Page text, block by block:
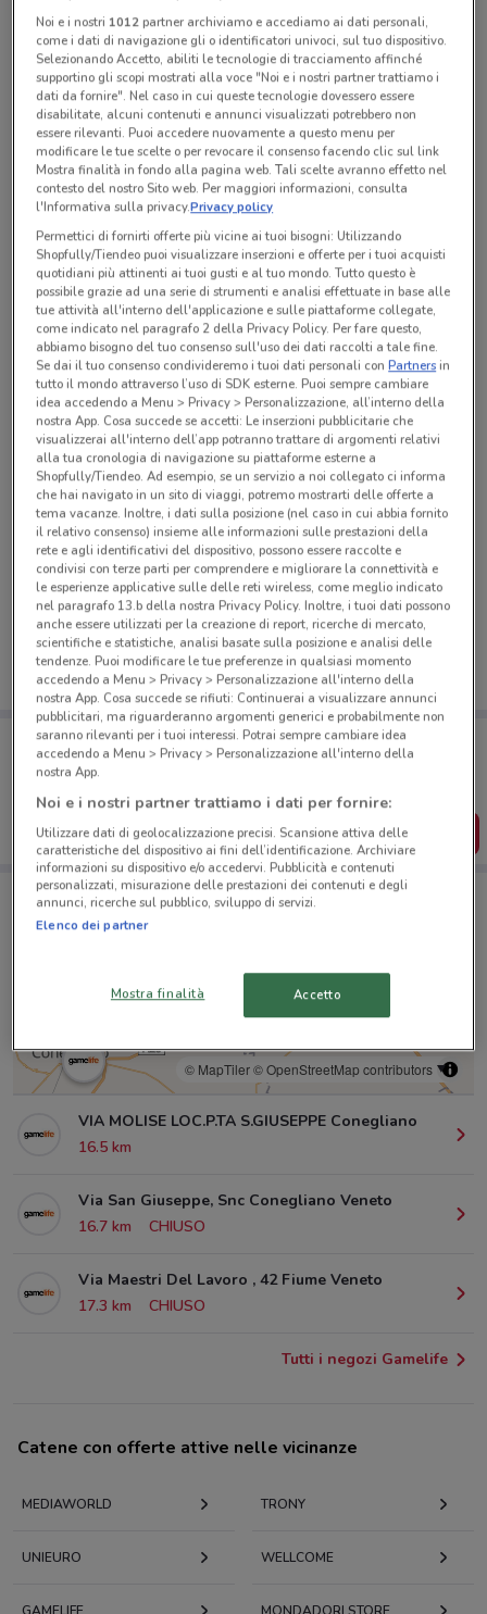
Chiama il negozio
Chiuso
Lunedì 09:00 / 19:00
Martedì 09:00 / 19:00
Mercoledì 09:00 / 19:00
Giovedì 09:00 / 19:00
Venerdì 09:00 / 19:00
Sabato 09:00 / 19:00
Domenica 09:00 / 19:00
0434 780984
Sacile C/O Centro Comm. I Salici
Tutte le promozioni di questo negozio
Ci dispiace, al momento non abbiamo pubblicato
volantini nella tua zona. Riprova più tardi.
Porta DoveConviene sempre con te!
Puoi trovare le migliori offerte dei negozi vicino a te,
SCARICA L’APP
Negozi Gamelife a Sacile
© MapTiler© OpenStreetMap contributors
VIA MOLISE LOC.P.TA S.GIUSEPPE Conegliano
16.5 km
Via San Giuseppe, Snc Conegliano Veneto
16.7 km
CHIUSO
Via Maestri Del Lavoro , 42 Fiume Veneto
17.3 km
CHIUSO
Tutti i negozi Gamelife
Catene con offerte attive nelle vicinanze
MEDIAWORLD TRONY
UNIEURO WELLCOME
Noi e i nostri 1012partner archiviamo e accediamo ai dati personali,
come i dati di navigazione gli o identificatori univoci, sul tuo dispositivo.
Selezionando Accetto, abiliti le tecnologie di tracciamento affinché
supportino gli scopi mostrati alla voce "Noi e i nostri partner trattiamo i
dati da fornire". Nel caso in cui queste tecnologie dovessero essere
disabilitate, alcuni contenuti e annunci visualizzati potrebbero non
essere rilevanti. Puoi accedere nuovamente a questo menu per
modificare le tue scelte o per revocare il consenso facendo clic sul link
Mostra finalità in fondo alla pagina web. Tali scelte avranno effetto nel
contesto del nostro Sito web. Per maggiori informazioni, consulta
l'Informativa sulla privacy.Privacy policy
Permettici di fornirti offerte più vicine ai tuoi bisogni: Utilizzando
Shopfully/Tiendeo puoi visualizzare inserzioni e offerte per i tuoi acquisti
quotidiani più attinenti ai tuoi gusti e al tuo mondo. Tutto questo è
possibile grazie ad una serie di strumenti e analisi effettuate in base alle
tue attività all'interno dell'applicazione e sulle piattaforme collegate,
come indicato nel paragrafo 2 della Privacy Policy. Per fare questo,
abbiamo bisogno del tuo consenso sull'uso dei dati raccolti a tale fine.
Se dai il tuo consenso condivideremo i tuoi dati personali conPartnersin
tutto il mondo attraverso l’uso di SDK esterne. Puoi sempre cambiare
idea accedendo a Menu > Privacy > Personalizzazione, all’interno della
nostra App. Cosa succede se accetti: Le inserzioni pubblicitarie che
visualizzerai all'interno dell’app potranno trattare di argomenti relativi
alla tua cronologia di navigazione su piattaforme esterne a
Shopfully/Tiendeo. Ad esempio, se un servizio a noi collegato ci informa
che hai navigato in un sito di viaggi, potremo mostrarti delle offerte a
tema vacanze. Inoltre, i dati sulla posizione (nel caso in cui abbia fornito
il relativo consenso) insieme alle informazioni sulle prestazioni della
rete e agli identificativi del dispositivo, possono essere raccolte e
condivisi con terze parti per comprendere e migliorare la connettività e
le esperienze applicative sulle delle reti wireless, come meglio indicato
nel paragrafo 13.b della nostra Privacy Policy. Inoltre, i tuoi dati possono
anche essere utilizzati per la creazione di report, ricerche di mercato,
scientifiche e statistiche, analisi basate sulla posizione e analisi delle
tendenze. Puoi modificare le tue preferenze in qualsiasi momento
accedendo a Menu > Privacy > Personalizzazione all'interno della
nostra App. Cosa succede se rifiuti: Continuerai a visualizzare annunci
pubblicitari, ma riguarderanno argomenti generici e probabilmente non
saranno rilevanti per i tuoi interessi. Potrai sempre cambiare idea
accedendo a Menu > Privacy > Personalizzazione all'interno della
nostra App.
Noi e i nostri partner trattiamo i dati per fornire:
Utilizzare dati di geolocalizzazione precisi. Scansione attiva delle
caratteristiche del dispositivo ai fini dell’identificazione. Archiviare
informazioni su dispositivo e/o accedervi. Pubblicità e contenuti
personalizzati, misurazione delle prestazioni dei contenuti e degli
annunci, ricerche sul pubblico, sviluppo di servizi.
Elenco dei partner
Mostra finalità Accetto